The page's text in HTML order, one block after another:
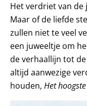
Het verdriet van de
Maar of de liefde
zullen niet te veel
een juweeltje om
de verhaallijn tot
altijd aanwezige
houden, Het